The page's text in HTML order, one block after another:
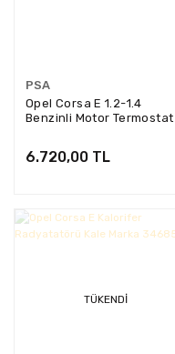
PSA
Opel Corsa E 1.2-1.4
Benzinli Motor Termostat
6.720,00 TL
TÜKENDI